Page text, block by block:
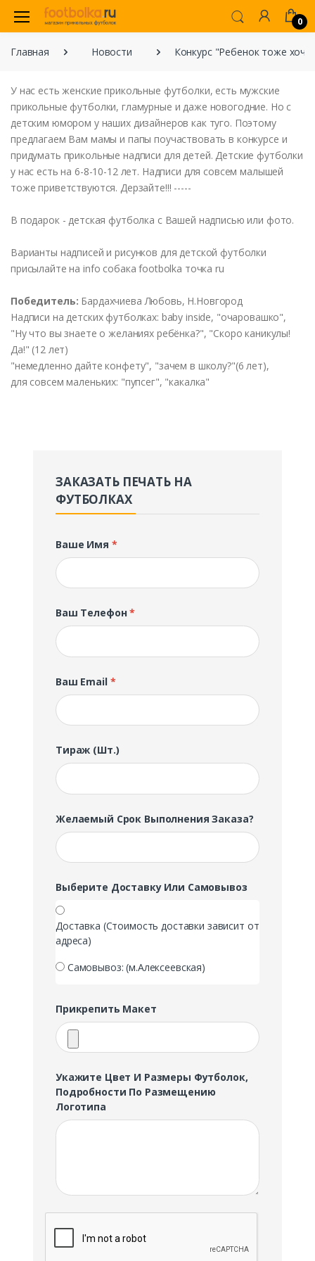
0
Главная Новости Конкурс "Ребенок тоже
У нас есть женские прикольные футболки, есть мужские
прикольные футболки, гламурные идаже новогодние. Но с
детским юмором у наших дизайнеров как туго. Поэтому
предлагаем Вам мамы и папы поучаствовать в конкурсе и
придумать прикольные надписи длядетей.Детские футболки
у нас есть на 6-8-10-12 лет. Надписи для совсеммалышей
тоже приветствуются.Дерзайте!!! -----
В подарок-детская футболка с Вашей надписью или фото.
Варианты надписей ирисунков длядетской футболки
присылайте на info собака footbolka точка ru
Победитель: БардахчиеваЛюбовь, Н.Новгород
Надписи на детских футболках: baby inside, "очаровашко",
"Нучто вызнаете ожеланиях ребёнка?", "Скоро каникулы!
Да!" (12 лет)
"немедленно дайте конфету", "зачем в школу?"(6 лет),
для совсеммаленьких: "пупсег", "какалка"
ЗАКАЗАТЬ ПЕЧАТЬ НА
ФУТБОЛКАХ
Ваше Имя *
Ваш Телефон*
Ваш Email *
Тираж (шт.)
Желаемый Срок Выполнения Заказа?
Выберите Доставку Или Самовывоз
Доставка (Стоимость доставки зависит от
адреса)
Самовывоз: (м.Алексеевская)
Прикрепить Макет
Укажите Цвет И Размеры Футболок,
Подробности По Размещению
Логотипа